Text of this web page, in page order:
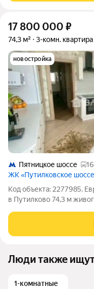
17 800 000 ₽
74,3 м² 3-комн. квартира
новостройка
Пятницкое шоссе
ЖК «Путилковское
Код объекта: 2277985.
в Путилково 74,3 м живого пространства, где каждая комната
благодаря потолкам 2,8
Люди также
1-комнатные